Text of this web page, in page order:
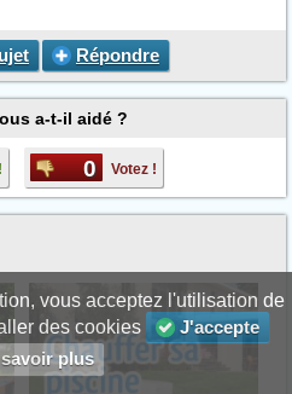
Répondre
a-t-il aidé ?
0 Votez !
vous acceptez l'utilisation de
des cookies
J'accepte
plus